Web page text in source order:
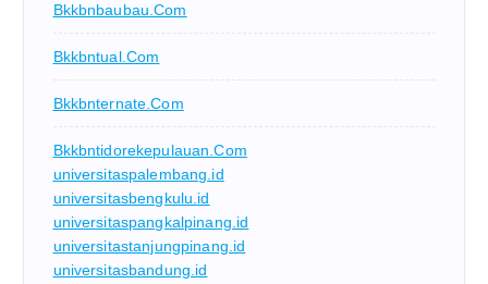
Bkkbnbaubau.com
Bkkbntual.com
Bkkbnternate.com
Bkkbntidorekepulauan.com
universitaspalembang.id
universitasbengkulu.id
universitaspangkalpinang.id
universitastanjungpinang.id
universitasbandung.id